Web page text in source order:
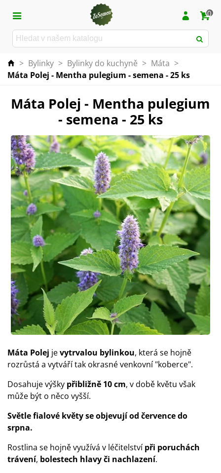
0
> Bylinky > Bylinky do kuchyně > Máta >
Máta Polej - Mentha pulegium - semena - 25 ks
Máta Polej - Mentha pulegium
- semena - 25 ks
Máta Polej jevytrvalou bylinkou, která se hojně
rozrůstá a vytváří tak okrasné venkovní "koberce".
Dosahuje výšky přibližně 10 cm, v době květu však
může být o něco vyšší.
Světle fialové květy se objevují od července do
srpna.
Rostlina se hojně využívá v léčitelstvípři poruchách
trávení, bolestech hlavy či nachlazení.